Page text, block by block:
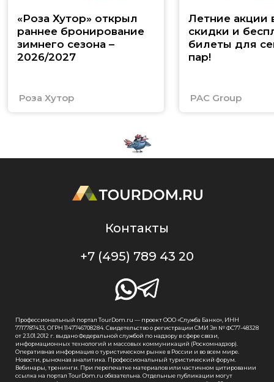
«Роза Хутор» открыл
раннее бронирование
зимнего сезона –
2026/2027
Роза Хутор
Летние акции
скидки и
билеты для
пар!
PAC Group
Контакты
+7 (495) 789 43 20
Профессиональный портал TourDom.ru — проект ООО «Служба Банко», ИНН
7717787433, ОГРН 1147746708284. Свидетельство о регистрации СМИ Эл № ФС77-48328
от 23.01.2012 г. выдано Федеральной службой по надзору в сфере связи,
информационных технологий и массовых коммуникаций (Роскомнадзор).
Оперативная информация о туристическом рынке в России и во всем мире.
Новости, рыночная аналитика. Профессиональный туристический форум.
Вебинары, тренинги. При перепечатке материалов или частичном цитировании
ссылка на портал TourDom.ru обязательна. Отдельные публикации могут